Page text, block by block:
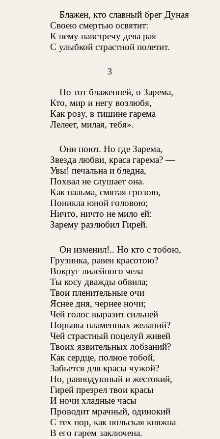
Блажен, кто славный брег Дуная
Своею смертью освятит:
К нему навстречу дева рая
С улыбкой страстной полетит.
3
Но тот блаженней, о Зарема,
Кто, мир и негу возлюбя,
Как розу, в тишине гарема
Лелеет, милая, тебя».
Они поют. Но где Зарема,
Звезда любви, краса гарема? —
Увы! печальна и бледна,
Похвал не слушает она.
Как пальма, смятая грозою,
Поникла юной головою;
Ничто, ничто не мило ей:
Зарему разлюбил Гирей.
Он изменил!.. Но кто с тобою,
Грузинка, равен красотою?
Вокруг лилейного чела
Ты косу дважды обвила;
Твои пленительные очи
Яснее дня, чернее ночи;
Чей голос выразит сильней
Порывы пламенных желаний?
Чей страстный поцелуй живей
Твоих язвительных лобзаний?
Как сердце, полное тобой,
Забьется для красы чужой?
Но, равнодушный и жестокий,
Гирей презрел твои красы
И ночи хладные часы
Проводит мрачный, одинокий
С тех пор, как польская княжна
В его гарем заключена.